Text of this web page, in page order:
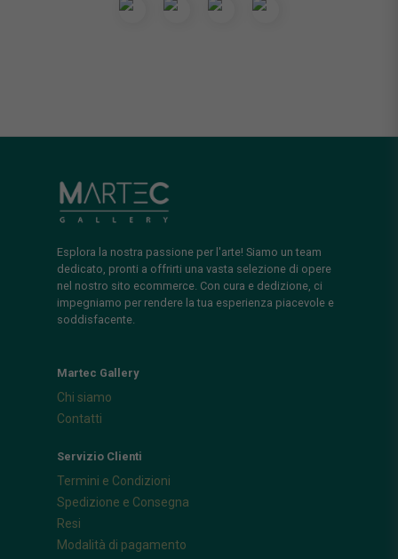
Esplora la nostra passione per l'arte! Siamo un team
dedicato, pronti a offrirti una vasta selezione di opere
nel nostro sito ecommerce. Con cura e dedizione, ci
impegniamo per rendere la tua esperienza piacevole e
soddisfacente.
Martec Gallery
Chi siamo
Contatti
Servizio Clienti
Termini e Condizioni
Spedizione e Consegna
Resi
Modalità di pagamento